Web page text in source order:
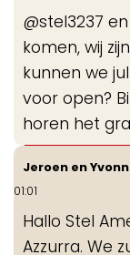
@stel3237
komen, wij
kunnen we
voor open?
horen het
Jeroen en
01:01
Hallo Stel
Azzurra. We